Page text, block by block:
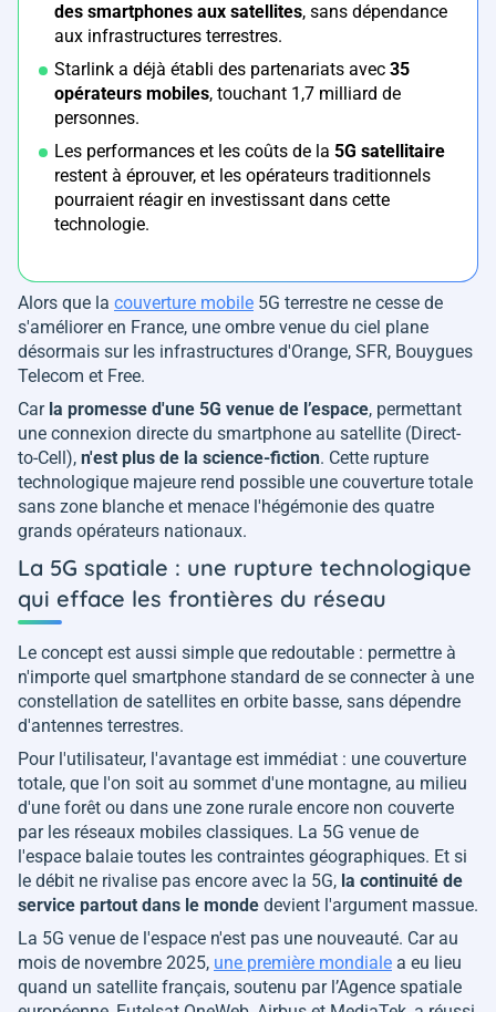
des smartphones aux satellites, sans dépendance
aux infrastructures terrestres.
Starlink a déjà établi des partenariats avec 35
opérateurs mobiles, touchant 1,7 milliard de
personnes.
Les performances et les coûts de la 5G satellitaire
restent à éprouver, et les opérateurs traditionnels
pourraient réagir en investissant dans cette
technologie.
Alors que la couverture mobile 5G terrestre ne cesse de
s'améliorer en France, une ombre venue du ciel plane
désormais sur les infrastructures d'Orange, SFR, Bouygues
Telecom et Free.
Car la promesse d'une 5G venue de l’espace, permettant
une connexion directe du smartphone au satellite (Direct-
to-Cell), n'est plus de la science-fiction. Cette rupture
technologique majeure rend possible une couverture totale
sans zone blanche et menace l'hégémonie des quatre
grands opérateurs nationaux.
La 5G spatiale : une rupture technologique
qui efface les frontières du réseau
Le concept est aussi simple que redoutable : permettre à
n'importe quel smartphone standard de se connecter à une
constellation de satellites en orbite basse, sans dépendre
d'antennes terrestres.
Pour l'utilisateur, l'avantage est immédiat : une couverture
totale, que l'on soit au sommet d'une montagne, au milieu
d'une forêt ou dans une zone rurale encore non couverte
par les réseaux mobiles classiques. La 5G venue de
l'espace balaie toutes les contraintes géographiques. Et si
le débit ne rivalise pas encore avec la 5G, la continuité de
service partout dans le monde devient l'argument massue.
La 5G venue de l'espace n'est pas une nouveauté. Car au
mois de novembre 2025, une première mondiale a eu lieu
quand un satellite français, soutenu par l’Agence spatiale